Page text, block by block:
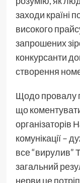
заходи країні
високого
запрошених
конкурсанти
створення
Щодо провалу
що
організаторів
комунікації –
все “вирулив”
загальний
нерви це